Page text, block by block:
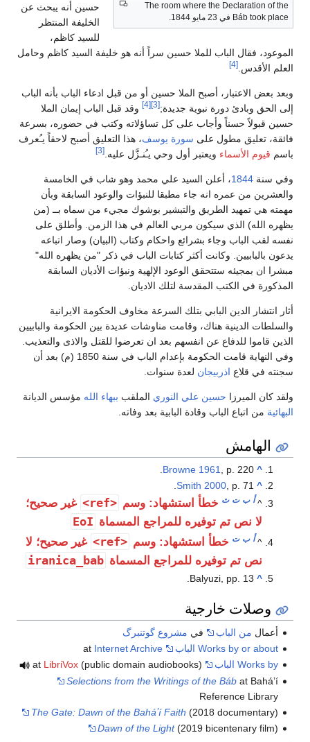
The room where the Declaration of the
Báb took place في 23 مايو 1844.
حسين أنه يبحث عن
الخليفة المنتظر
للسيد كاظم،
الموعود، فقال الباب للملا حسين سراً أنه هو خليفة السيد كاظم وحامل
العلم الأقدس. [4]
وبعد بعض الاعتبار، أصبح الملا حسين أو من قبل ادعاء الباب بأنه الباب
إلى الحق وبادئ دورة نبوية جديدة;[3]
[4]
وقد قبل الباب إيمان الملا
حسين قبولاً حسناً وأجاب على كل تساؤلاته وكتب في حضوره، بسرعة
فائقة، تعليق مطول على سورة يوسف، هذا التعليق أصبح لاحقاً يـُعرف
باسم قيوم الأسماء ويعتبر أول وحي يـُنـزَّل عليه. [3]
وفي سنة 1844، أعلن السيد علي محمد وهو شاب في الخامسة
والعشرين من عمره انه جاء مطبقا للنبؤات والوعود السابقة وبأن
مهمته هي تمهيد الطريق والتبشير بوشوك مجيء من سماه بــ (من
يظهره الله) الذي سيكون مربي العالم في هذا الزمن. وأطلق على
نفسه لقب الباب وجاء بشرائع واحكام وكتاب (البيان) وصار اتباعه
يدعون بالبابيين. وكانت أكثر كتابات الباب في ذكر "من يظهره الله"
مبشرا ان بمجيئه ستتحقق الوعود الإلهية ونبؤات الأديان السابقة
المذكورة في الكتب المقدسة لتلك الاديان.
أثار انتشار الدين البابي بتلك السرعة مخاوف الحكومة الايرانية
والسلطات الدينية هناك، وقامت مناوشات عديدة بين الحكومة والبابيين
الذين قاموا للدفاع عن انفسهم بعد ان تعرضوا للقتل والاذى والتعذيب.
وفي النهاية قامت الحكومة بإعدام الباب في سنة 1850 (م) بعد أن
سجنته في قلاع اذربيجان لعدة سنوات.
ولقد كان الميرزا حسين علي النوري الملقب ببهاء الله مؤسس الديانة
البهائية من اتباع الباب وقادة البابية بعد وفاته.
الهامش
^
Browne 1961
, p. 220.
^
Smith 2000 , p. 71.
^أ ب ت ث خطأ استشهاد: وسم <ref>
غير صحيح؛
لا نص تم توفيره للمراجع المسماة EoI
^أ ب ت خطأ استشهاد: وسم <ref>
غير صحيح؛ لا
نص تم توفيره للمراجع المسماة iranica_bab
^
Balyuzi, pp. 13.
وصلات خارجية
أعمال من الباب في مشروع گوتنبرگ
Works by or about الباب
at
Internet Archive
Works by الباب
LibriVox(public domain audiobooks)
Selections from the Writings of the Bábat Baháʼí
Reference Library
The Gate: Dawn of the Baháʼí Faith (2018 documentary)
Dawn of the Light(2019 bicentenary film)